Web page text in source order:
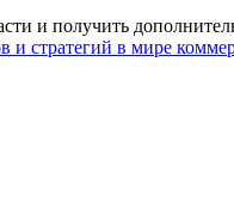
и получить
и стратегий в мире